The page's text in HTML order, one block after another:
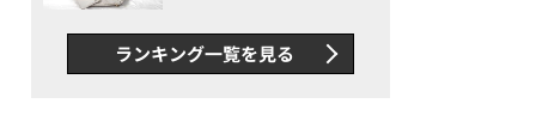
判以上に優秀だった
ランキング一覧を見る